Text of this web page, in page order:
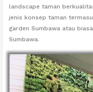
landscape taman
jenis konsep taman
garden Sumbawa atau
Sumbawa.